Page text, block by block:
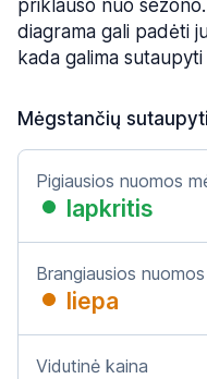
priklauso nuo
diagrama gali padėti
kada galima
Mėgstančių
Pigiausios nuomos
lapkritis
Brangiausios
liepa
Vidutinė kaina